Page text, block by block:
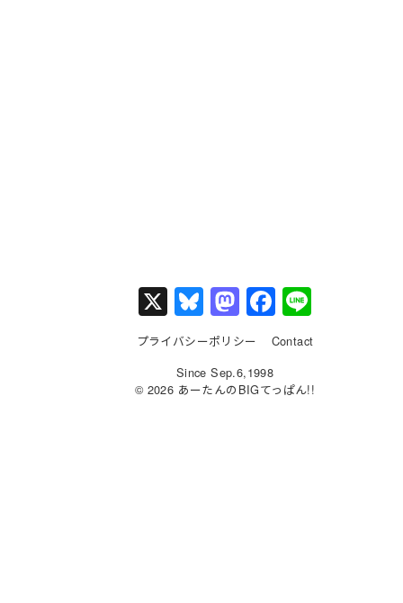
X Bl
u
e
s
M
a
st
o
F
a
c
e
プライバシーポリシー
Contact
Since Sep.6,1998
© 2026 あーたんのBIGてっぱん!!